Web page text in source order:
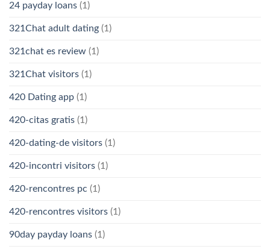
24 payday loans (1)
321Chat adult dating (1)
321chat es review (1)
321Chat visitors (1)
420 Dating app (1)
420-citas gratis (1)
420-dating-de visitors (1)
420-incontri visitors (1)
420-rencontres pc (1)
420-rencontres visitors (1)
90day payday loans (1)